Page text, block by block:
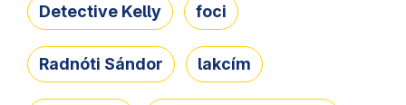
Detective Kelly foci
Radnóti Sándor lakcím